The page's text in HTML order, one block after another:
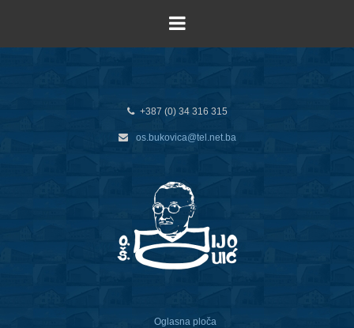
+387 (0) 34 316 315
os.bukovica@tel.net.ba
Oglasna ploča